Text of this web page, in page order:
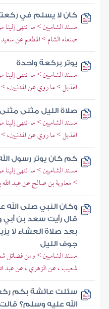
كان لا يسلم في
مسند الشاميين > ما انتهى
صنعاء الشام > المطعم عن سعيد
يوتر بركعة واحدة
مسند الشاميين > ما انتهى
الهذيل > ما روي عن المدنيين،
صلاة الليل مثنى مثنى
مسند الشاميين > ما انتهى
الهذيل > ما روي عن المدنيين،
كم كان يوتر رسول
مسند الشاميين > ما انتهى
> معاوية بن صالح عن عبد
وكان النبي صلى
قال رأيت سعد بن أبي
بعد صلاة العشاء لا
جوف الليل
مسند الشاميين > ومن فضائل
شعيب ، عن الزهري ، عن عبد
سئلت عائشة بكم
الله عليه وسلم؟